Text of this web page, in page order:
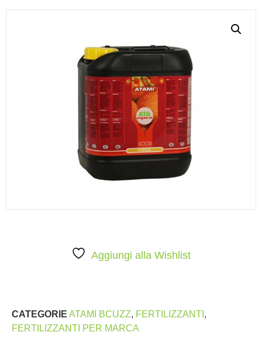
Aggiungi alla Wishlist
CATEGORIE ATAMI BCUZZ, FERTILIZZANTI ,
FERTILIZZANTI PER MARCA